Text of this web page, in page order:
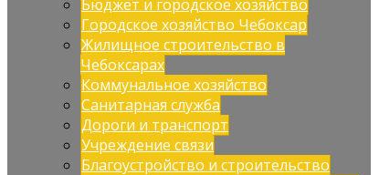
Бюджет и городское хозяйство
Городское хозяйство Чебоксар
Жилищное строительство в
Чебоксарах
Коммунальное хозяйство
Санитарная служба
Дороги и транспорт
Учреждение связи
Благоустройство и строительство